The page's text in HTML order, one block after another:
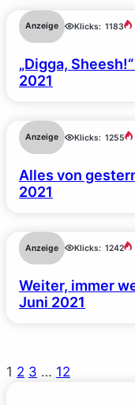
Anzeige Klicks: 1183
„Digga,
2021
Anzeige Klicks: 1255
Alles von
2021
Anzeige Klicks: 1242
Weiter, immer
Juni 2021
1 2 3 … 12